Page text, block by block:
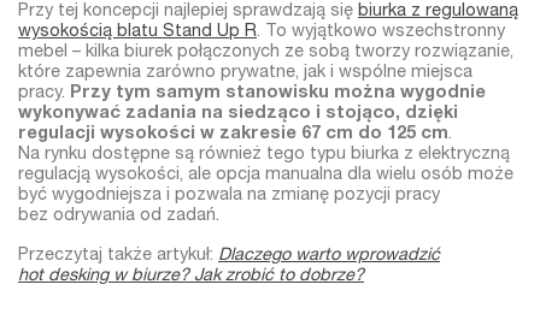
Przy tej koncepcji najlepiej sprawdzają się biurka z regulowaną
wysokością blatu Stand Up R. To wyjątkowo wszechstronny
mebel – kilka biurek połączonych ze sobą tworzy rozwiązanie,
które zapewnia zarówno prywatne, jak i wspólne miejsca
pracy. Przy tym samym stanowisku można wygodnie
wykonywać zadania na siedząco i stojąco, dzięki
regulacji wysokości w zakresie 67 cm do 125 cm.
Na rynku dostępne są również tego typu biurka z elektryczną
regulacją wysokości, ale opcja manualna dla wielu osób może
być wygodniejsza i pozwala na zmianę pozycji pracy
bez odrywania od zadań.
Przeczytaj także artykuł: Dlaczego warto wprowadzić
hot desking w biurze? Jak zrobić to dobrze?